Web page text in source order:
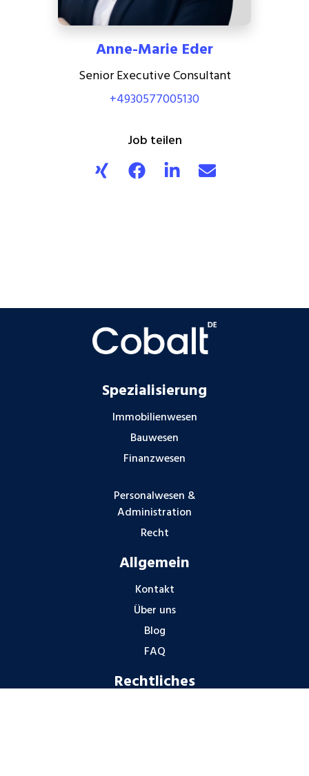
Anne-Marie Eder
Senior Executive Consultant
+4930577005130
Job teilen
Spezialisierung
Immobilienwesen
Bauwesen
Finanzwesen
Personalwesen &
Administration
Recht
Allgemein
Kontakt
Über uns
Blog
FAQ
Rechtliches